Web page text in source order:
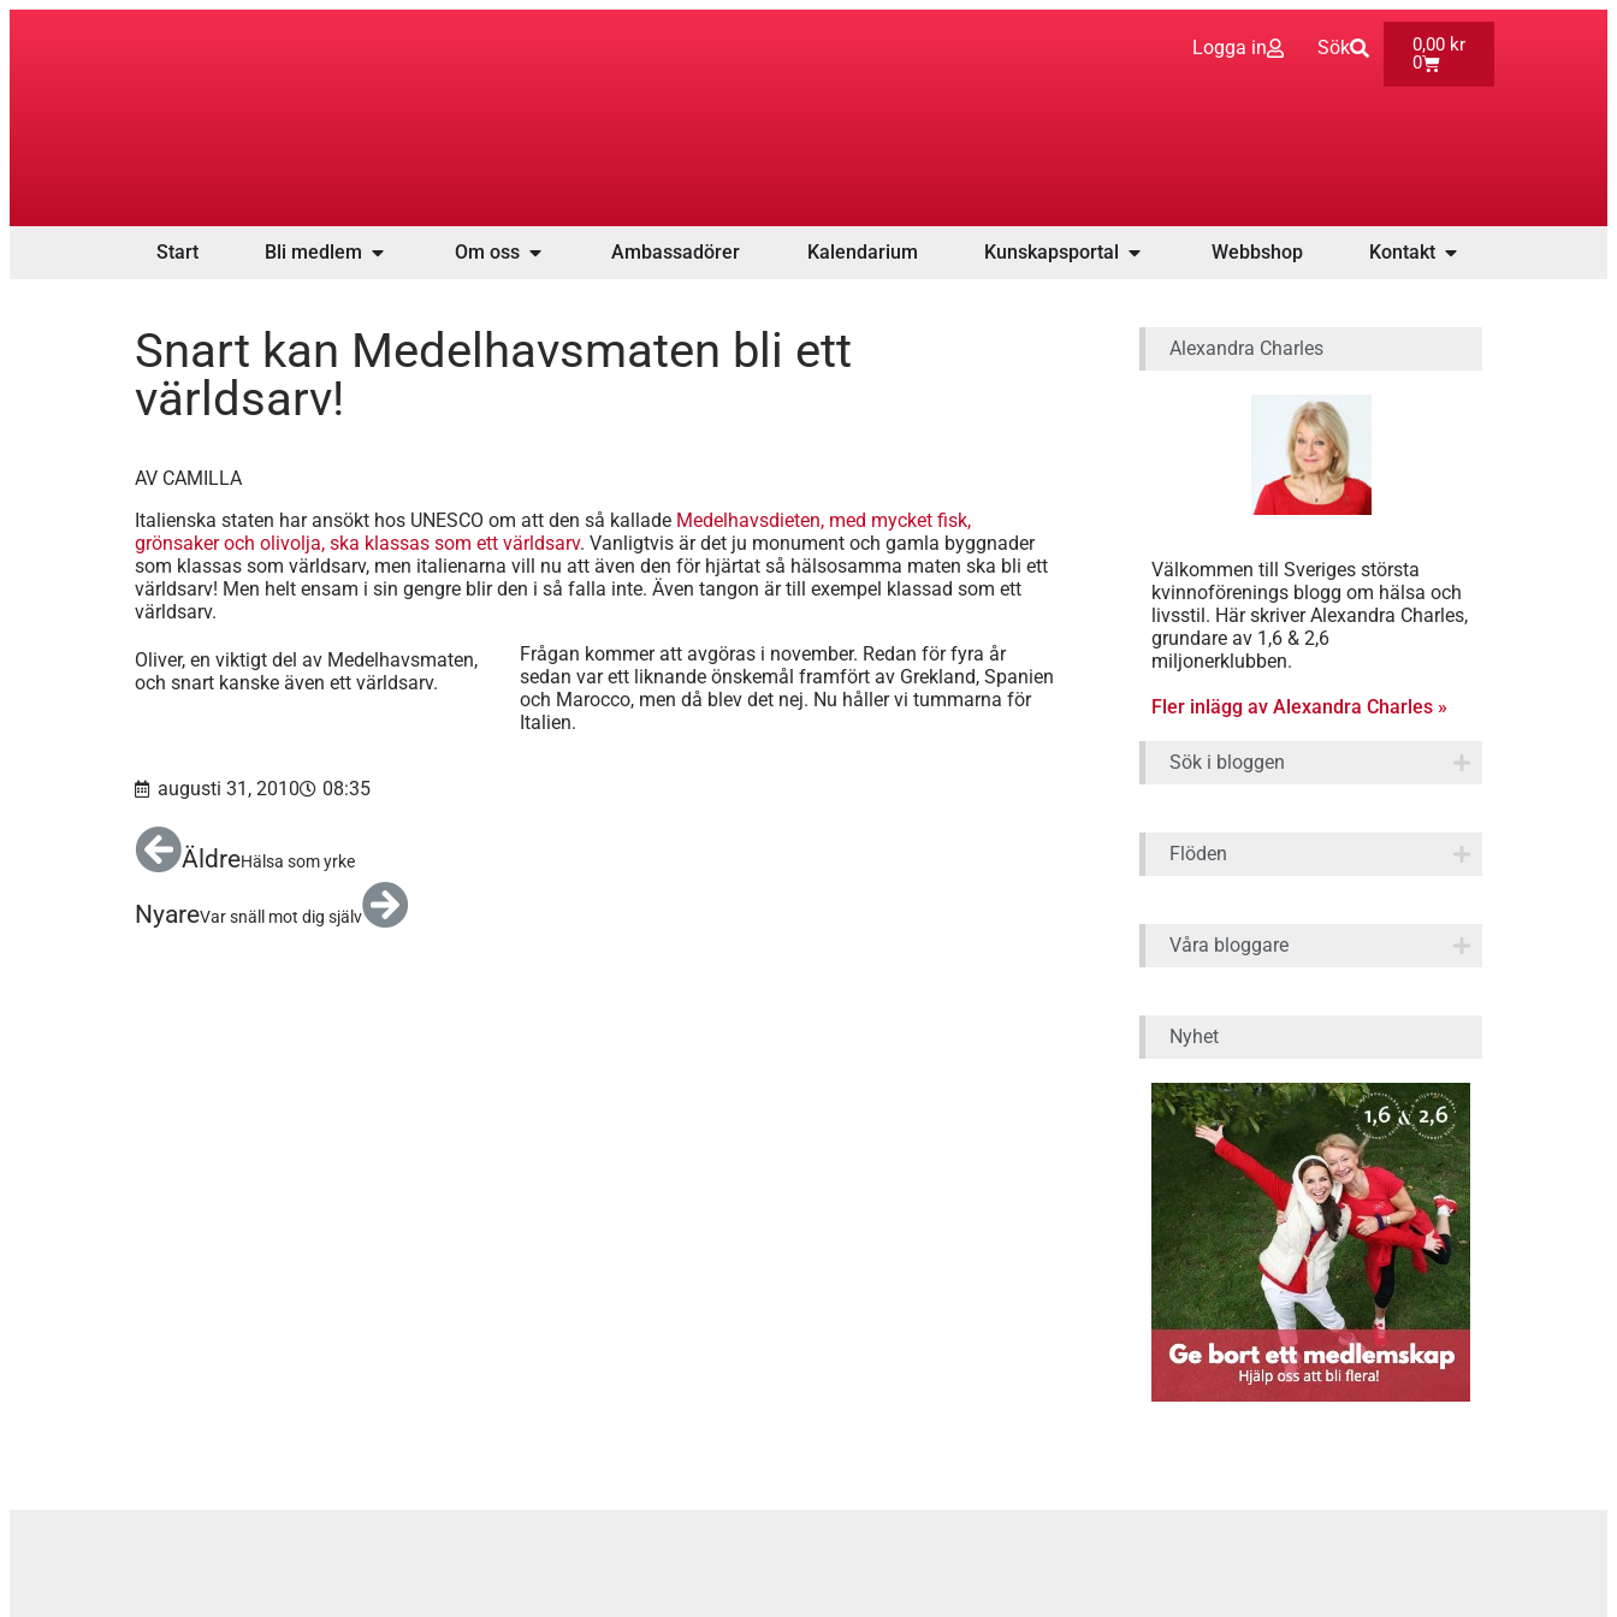
Logga in Sök 0,00 kr
0
Start Bli medlem Om oss Ambassadörer Kalendarium Kunskapsportal Webbshop Kontakt
Snart kan Medelhavsmaten bli ett
världsarv!
AV CAMILLA
Italienska staten har ansökt hos UNESCO om att den så kallade Medelhavsdieten, med mycket fisk,
grönsaker och olivolja, ska klassas som ett världsarv. Vanligtvis är det ju monument och gamla byggnader
som klassas som världsarv, men italienarna vill nu att även den för hjärtat så hälsosamma maten ska bli ett
världsarv! Men helt ensam i sin gengre blir den i så falla inte. Även tangon är till exempel klassad som ett
världsarv.
Oliver, en viktigt del av Medelhavsmaten,
och snart kanske även ett världsarv.
Frågan kommer att avgöras i november. Redan för fyra år
sedan var ett liknande önskemål framfört av Grekland, Spanien
och Marocco, men då blev det nej. Nu håller vi tummarna för
Italien.
augusti 31, 2010 08:35
ÄldreHälsa som yrke
NyareVar snäll mot dig själv
Alexandra Charles
Välkommen till Sveriges största
kvinnoförenings blogg om hälsa och
livsstil. Här skriver Alexandra Charles,
grundare av 1,6 & 2,6
miljonerklubben.
Fler inlägg av Alexandra Charles »
Sök i bloggen
Flöden
Våra bloggare
Nyhet